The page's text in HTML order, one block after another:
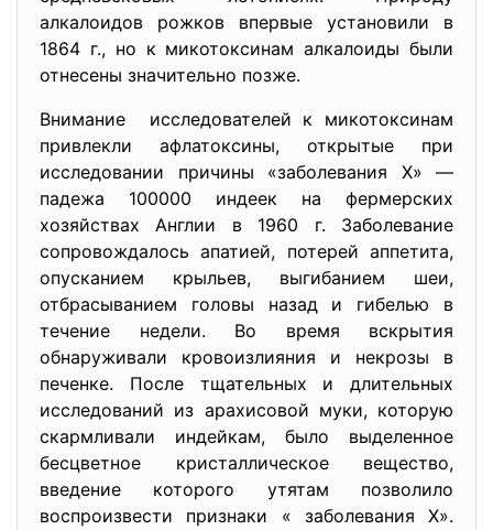
алкалоидов рожков впервые установили в
1864 г., но к микотоксинам алкалоиды были
отнесены значительно позже.
Внимание исследователей к микотоксинам
привлекли афлатоксины, открытые при
исследовании причины «заболевания Х» —
падежа 100000 индеек на фермерских
хозяйствах Англии в 1960 г. Заболевание
сопровождалось апатией, потерей аппетита,
опусканием крыльев, выгибанием шеи,
отбрасыванием головы назад и гибелью в
течение недели. Во время вскрытия
обнаруживали кровоизлияния и некрозы в
печенке. После тщательных и длительных
исследований из арахисовой муки, которую
скармливали индейкам, было выделенное
бесцветное кристаллическое вещество,
введение которого утятам позволило
воспроизвести признаки « заболевания Х».